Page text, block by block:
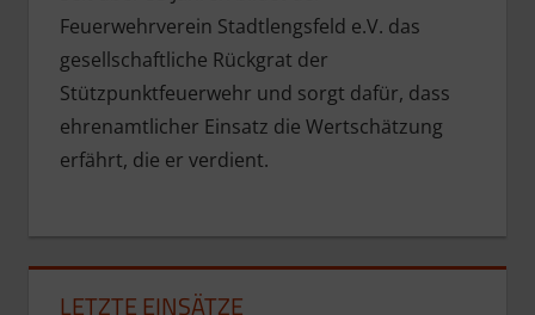
Feuerwehrverein Stadtlengsfeld e.V. das
gesellschaftliche Rückgrat der
Stützpunktfeuerwehr und sorgt dafür, dass
ehrenamtlicher Einsatz die Wertschätzung
erfährt, die er verdient.
LETZTE EINSÄTZE